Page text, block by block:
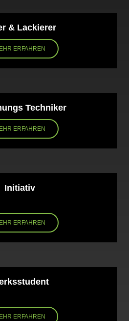
& Lackierer
ERFAHREN
Techniker
ERFAHREN
Initiativ
ERFAHREN
ERFAHREN